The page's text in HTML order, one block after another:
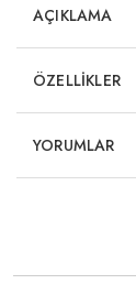
AÇIKLAMA
ÖZELLİKLER
YORUMLAR